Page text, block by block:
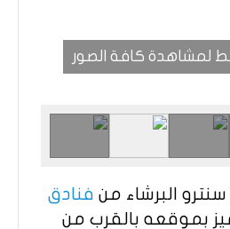
لمشاهدة كافة الصور
سنترو البرشاء من فنادق
بموقعه بالقرب من